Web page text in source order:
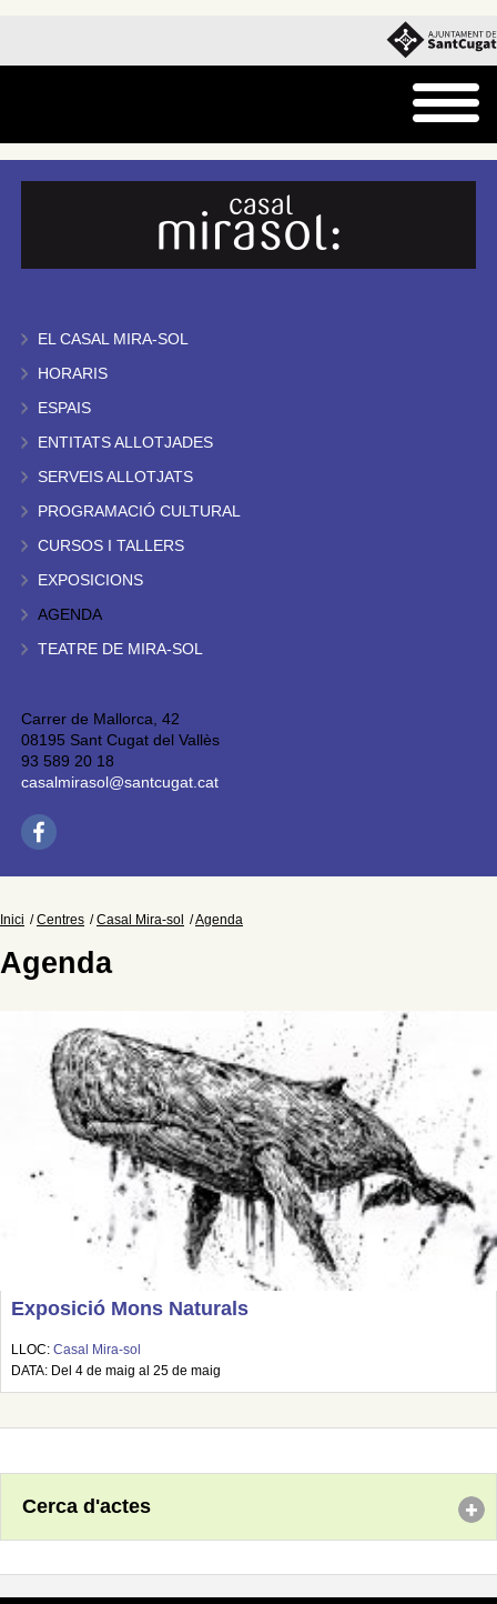
EL CASAL MIRA-SOL
HORARIS
ESPAIS
ENTITATS ALLOTJADES
SERVEIS ALLOTJATS
PROGRAMACIÓ CULTURAL
CURSOS I TALLERS
EXPOSICIONS
AGENDA
TEATRE DE MIRA-SOL
Carrer de Mallorca, 42
08195 Sant Cugat del Vallès
93 589 20 18
casalmirasol@santcugat.cat
Inici Centres Casal Mira-sol Agenda
Agenda
Exposició Mons Naturals
LLOC: Casal Mira-sol
DATA: Del 4 de maig al 25 de maig
Cerca d'actes